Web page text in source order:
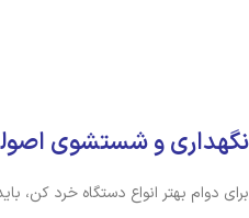
نگهداری و شستشوی
برای دوام بهتر انواع دستگاه خرد کن،